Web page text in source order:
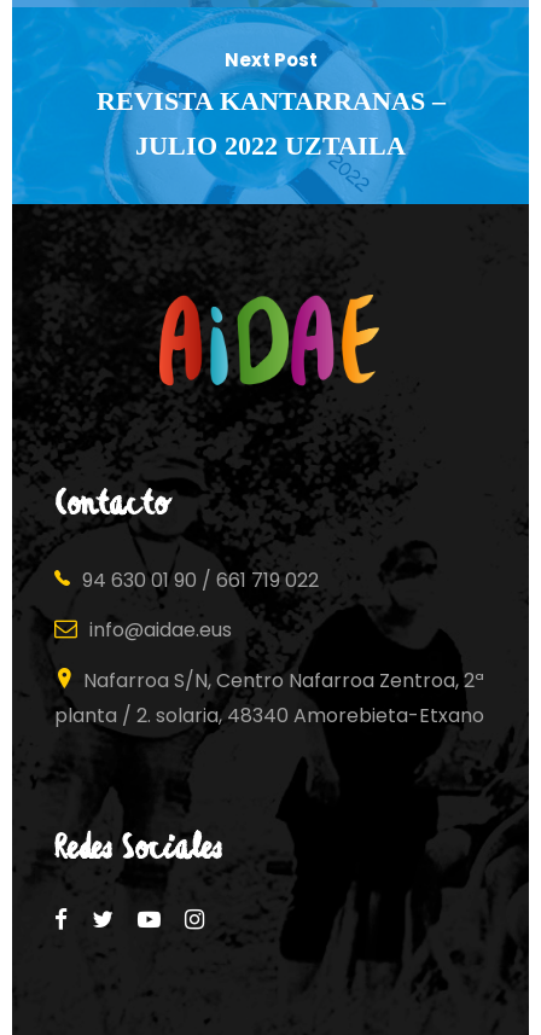
Next Post
REVISTA KANTARRANAS –
JULIO 2022 UZTAILA
Contacto
94 630 01 90 / 661 719 022
info@aidae.eus
Nafarroa S/N, Centro Nafarroa Zentroa, 2ª
planta / 2. solaria, 48340 Amorebieta-Etxano
Redes Sociales